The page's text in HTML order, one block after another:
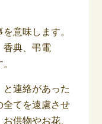
意味します。
香典、弔電
と連絡があった
全てを遠慮させ
供物やお花、